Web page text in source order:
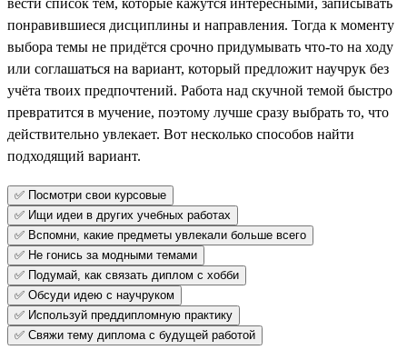
понравившиеся дисциплины и направления. Тогда к моменту
выбора темы не придётся срочно придумывать что-то на ходу
или соглашаться на вариант, который предложит научрук без
учёта твоих предпочтений. Работа над скучной темой быстро
превратится в мучение, поэтому лучше сразу выбрать то, что
действительно увлекает. Вот несколько способов найти
подходящий вариант.
✅ Посмотри свои курсовые
✅ Ищи идеи в других учебных работах
✅ Вспомни, какие предметы увлекали больше всего
✅ Не гонись за модными темами
✅ Подумай, как связать диплом с хобби
✅ Обсуди идею с научруком
✅ Используй преддипломную практику
✅ Свяжи тему диплома с будущей работой